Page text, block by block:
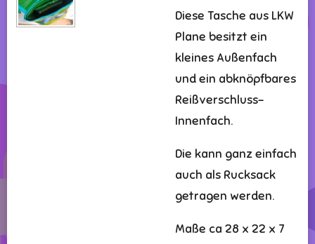
Diese Tasche aus LKW
Plane besitzt ein
kleines Außenfach
und ein abknöpfbares
Reißverschluss-
Innenfach.
Die kann ganz einfach
auch als Rucksack
getragen werden.
Maße ca 28 x 22 x 7